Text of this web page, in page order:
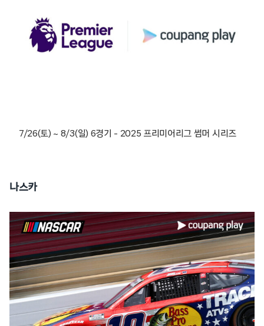
7/26(토) ~ 8/3(일) 6경기 – 2025 프리미어리그 썸머 시리즈
나스카